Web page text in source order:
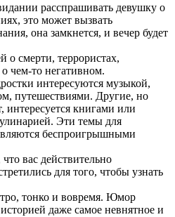
расспрашивать девушку о
это может вызвать
она замкнется, и вечер будет
о смерти, террористах,
чем-то негативном.
интересуются музыкой,
путешествиями. Другие, но
книгами или
Эти темы для
беспроигрышными
вас действительно
для того, чтобы узнать
тонко и вовремя. Юмор
даже самое невнятное и